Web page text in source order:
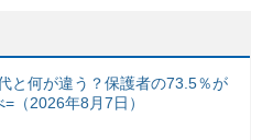
と何が違う？保護者の73.5％が
（2026年8月7日）